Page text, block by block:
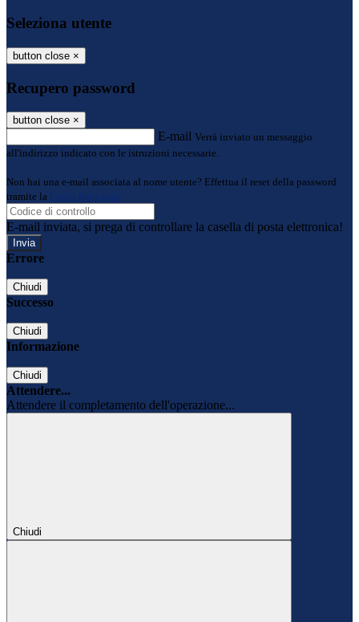
Seleziona utente
button close ×
Recupero password
button close ×
E-mail Verrà inviato un messaggio
all'indirizzo indicato con le istruzioni necessarie.
Non hai una e-mail associata al nome utente? Effettua il reset della password
tramite la
Login Spaggiari
E-mail inviata, si prega di controllare la casella di posta elettronica!
Errore
Chiudi
Successo
Chiudi
Informazione
Chiudi
Attendere...
Attendere il completamento dell'operazione...
Chiudi